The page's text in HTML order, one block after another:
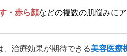
・赤ら顔などの複数の肌悩みに
、治療効果が期待できる美容医療